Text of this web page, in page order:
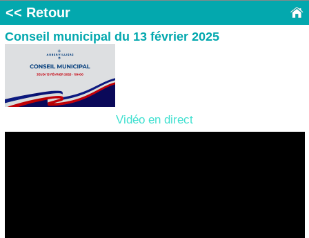
<< Retour
Conseil municipal du 13 février 2025
Vidéo en direct